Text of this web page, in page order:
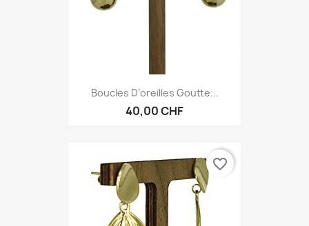
Boucles D’oreilles Goutte...
40,00 CHF
favorite_border